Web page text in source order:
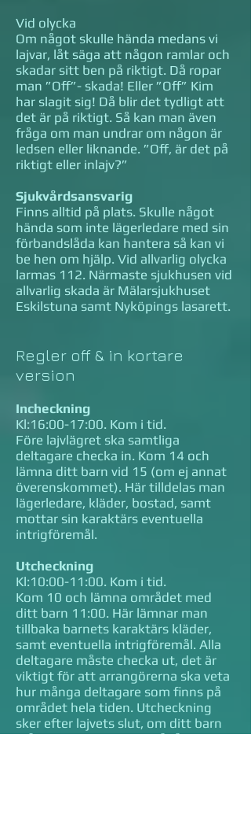
Vid olycka
Om något skulle hända medans vi
lajvar, låt säga att någon ramlar och
skadar sitt ben på riktigt. Då ropar
man ”Off”- skada! Eller ”Off” Kim
har slagit sig! Då blir det tydligt att
det är på riktigt. Så kan man även
fråga om man undrar om någon är
ledsen eller liknande. ”Off, är det på
riktigt eller inlajv?”
Sjukvårdsansvarig
Finns alltid på plats. Skulle något
hända som inte lägerledare med sin
förbandslåda kan hantera så kan vi
be hen om hjälp. Vid allvarlig olycka
larmas 112. Närmaste sjukhusen vid
allvarlig skada är Mälarsjukhuset
Eskilstuna samt Nyköpings lasarett.
Regler off & in kortare
version
Incheckning
Kl:16:00-17:00. Kom i tid.
Före lajvlägret ska samtliga
deltagare checka in. Kom 14 och
lämna ditt barn vid 15 (om ej annat
överenskommet). Här tilldelas man
lägerledare, kläder, bostad, samt
mottar sin karaktärs eventuella
intrigföremål.
Utcheckning
Kl:10:00-11:00. Kom i tid.
Kom 10 och lämna området med
ditt barn 11:00. Här lämnar man
tillbaka barnets karaktärs kläder,
samt eventuella intrigföremål. Alla
deltagare måste checka ut, det är
viktigt för att arrangörerna ska veta
hur många deltagare som finns på
området hela tiden. Utcheckning
sker efter lajvets slut, om ditt barn
måste ge dig av under pågående lajv